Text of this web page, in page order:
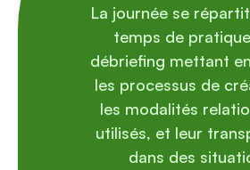
La journée se
temps de
débriefing mettant
les processus de
les modalités
utilisés, et leur
dans des